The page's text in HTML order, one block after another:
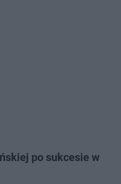
po sukcesie w